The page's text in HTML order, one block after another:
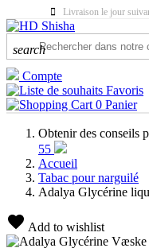
Livraison le jour
search
Compte
Favoris
0 Panier
Obtenir des conseils
55
Accueil
Tabac pour narguilé
Adalya Glycérine
Add to wishlist